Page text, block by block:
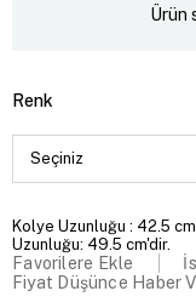
Ürün
Renk
Kolye Uzunluğu : 42.5
Uzunluğu: 49.5 cm'dir.
Favorilere Ekle
Fiyat Düşünce Haber